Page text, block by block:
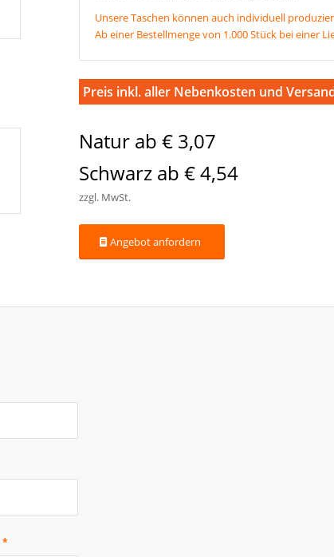
Unsere Taschen können auch individuell
Ab einer Bestellmenge von 1.000 Stück bei einer
Preis inkl. aller Nebenkosten und
Natur ab € 3,07
Schwarz ab € 4,54
zzgl. MwSt.
Angebot anfordern
*